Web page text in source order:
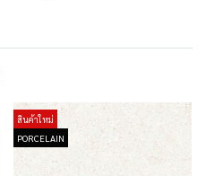
สินค้าใหม่
PORCELAIN